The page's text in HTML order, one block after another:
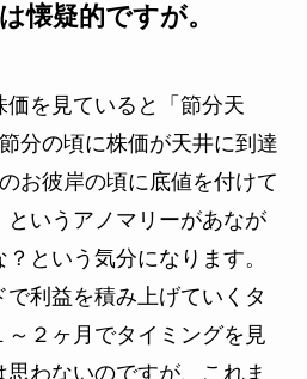
懐疑的ですが。
を見ていると「 節分天
分の頃に株価が天井に到達
お彼岸の頃に底値を付けて
いうアノマリーがあなが
という気分になります。
利益を積み上げていくタ
～２ヶ月でタイミングを見
わないのですが、これま